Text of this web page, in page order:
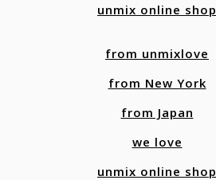
unmix online shop
from unmixlove
from New York
from Japan
we love
unmix online shop